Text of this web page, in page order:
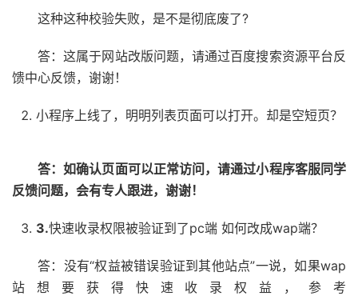
这种这种校验失败，是不是彻底废了?
答：这属于网站改版问题，请通过百度搜索资源平台反
馈中心反馈，谢谢！
小程序上线了，明明列表页面可以打开。却是空短页？
答：如确认页面可以正常访问，请通过小程序客服同学
反馈问题，会有专人跟进，谢谢！
3.快速收录权限被验证到了pc端 如何改成wap端？
答：没有“权益被错误验证到其他站点”一说，如果wap
站想要获得快速收录权益，参考